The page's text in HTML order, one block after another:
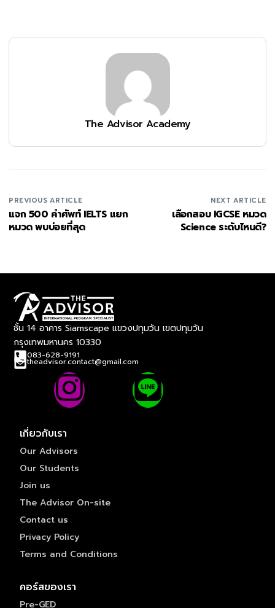
The Advisor Academy
PREVIOUS ARTICLE
แจก 500 คำศัพท์ IELTS แยก
หมวด พบบ่อยที่สุด
NEXT ARTICLE
เลือกสอบ IGCSE หมวด
Science ระดับไหนดี?
ชั้น 14 อาคาร Siamscape แขวงปทุมวัน เขตปทุมวัน
กรุงเทพมหานคร 10330
083-628-9191
theadvisor.contact@gmail.com
เกี่ยวกับเรา
Our Advisors
Our Students
Join us
The Advisor On-site
Contact us
Privacy Policy
Terms and Conditions
คอร์สของเรา
Pre-GED